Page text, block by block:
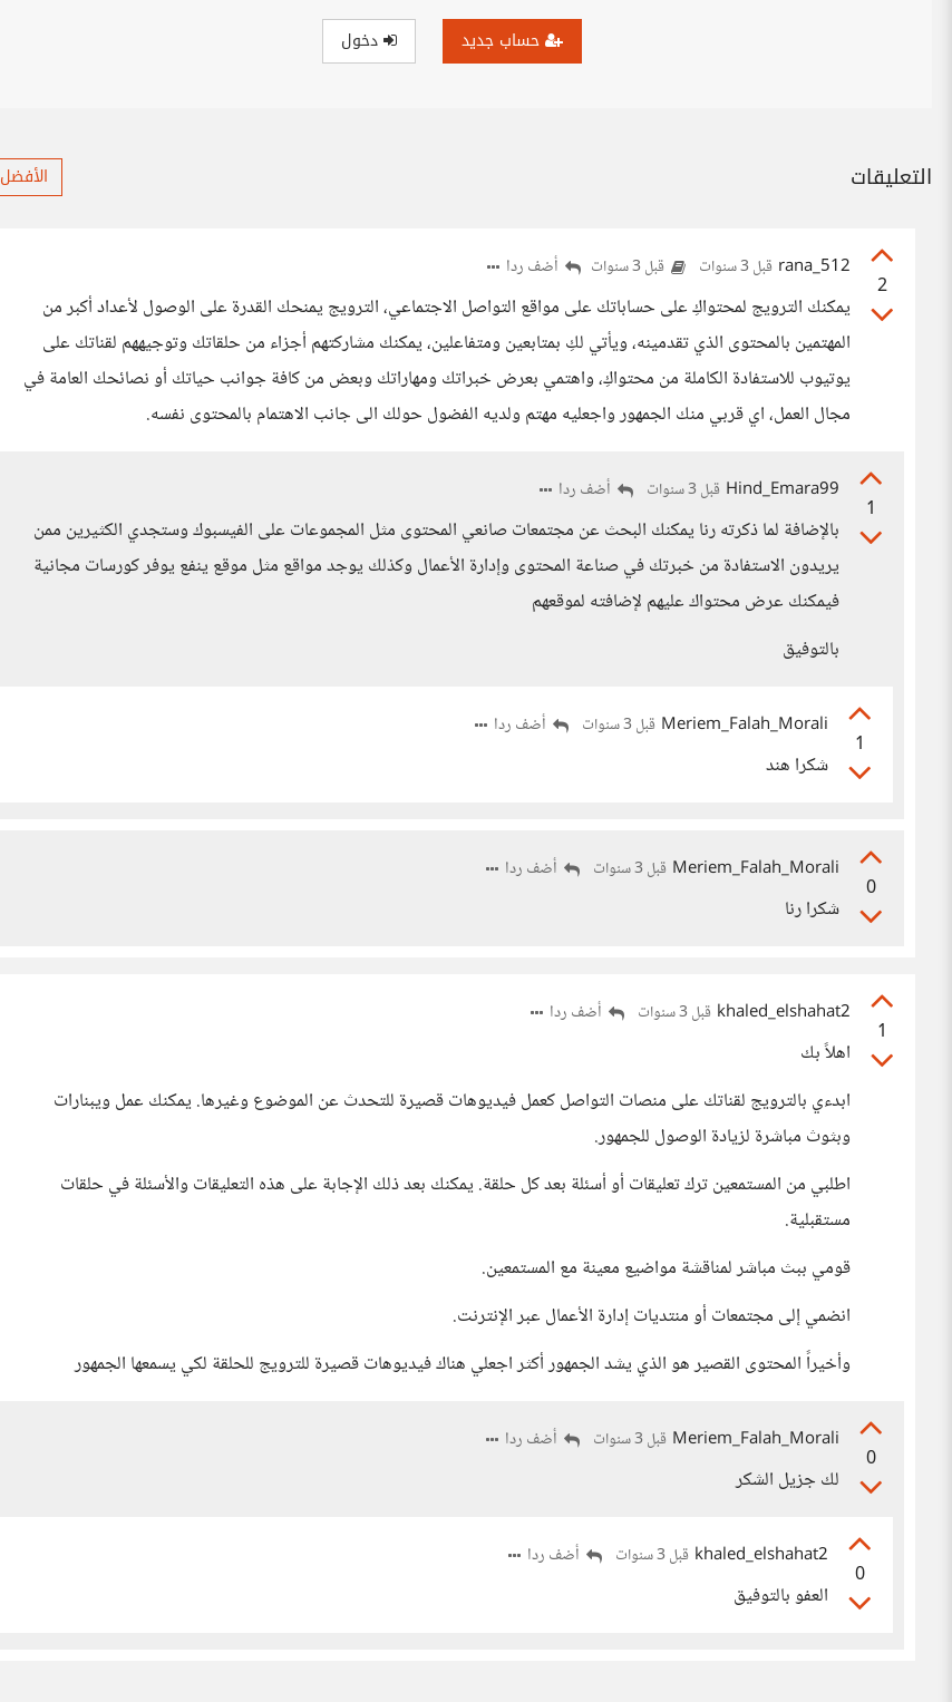
حساب جديد دخول
التعليقات الأفضل
2
rana_512 قبل 3 سنوات قبل 3 سنوات أضف ردا
يمكنك الترويج لمحتواكِ على حساباتك على مواقع التواصل الاجتماعي، الترويج يمنحك القدرة على الوصول لأعداد أكبر من
المهتمين بالمحتوى الذي تقدمينه، ويأتي لكِ بمتابعين ومتفاعلين، يمكنك مشاركتهم أجزاء من حلقاتك وتوجيههم لقناتك على
يوتيوب للاستفادة الكاملة من محتواكِ، واهتمي بعرض خبراتك ومهاراتك وبعض من كافة جوانب حياتك أو نصائحك العامة في
مجال العمل، اي قربي منك الجمهور واجعليه مهتم ولديه الفضول حولك الى جانب الاهتمام بالمحتوى نفسه.
1
Hind_Emara99 قبل 3 سنوات أضف ردا
بالإضافة لما ذكرته رنا يمكنك البحث عن مجتمعات صانعي المحتوى مثل المجموعات على الفيسبوك وستجدي الكثيرين ممن
يريدون الاستفادة من خبرتك في صناعة المحتوى وإدارة الأعمال وكذلك يوجد مواقع مثل موقع ينفع يوفر كورسات مجانية
فيمكنك عرض محتواك عليهم لإضافته لموقعهم
بالتوفيق
1
Meriem_Falah_Morali قبل 3 سنوات أضف ردا
شكرا هند
0
Meriem_Falah_Morali قبل 3 سنوات أضف ردا
شكرا رنا
1
khaled_elshahat2 قبل 3 سنوات أضف ردا
اهلاً بك
ابدءي بالترويج لقناتك على منصات التواصل كعمل فيديوهات قصيرة للتحدث عن الموضوع وغيرها. يمكنك عمل ويبنارات
وبثوث مباشرة لزيادة الوصول للجمهور.
اطلبي من المستمعين ترك تعليقات أو أسئلة بعد كل حلقة. يمكنك بعد ذلك الإجابة على هذه التعليقات والأسئلة في حلقات
مستقبلية.
قومي ببث مباشر لمناقشة مواضيع معينة مع المستمعين.
انضمي إلى مجتمعات أو منتديات إدارة الأعمال عبر الإنترنت.
وأخيراً المحتوى القصير هو الذي يشد الجمهور أكثر اجعلي هناك فيديوهات قصيرة للترويج للحلقة لكي يسمعها الجمهور
0
Meriem_Falah_Morali قبل 3 سنوات أضف ردا
لك جزيل الشكر
0
khaled_elshahat2 قبل 3 سنوات أضف ردا
العفو بالتوفيق